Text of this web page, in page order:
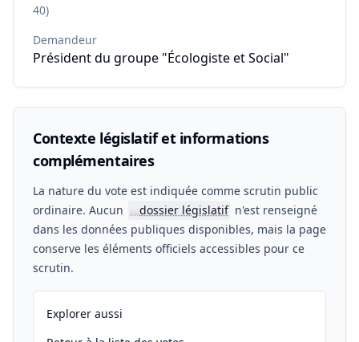
40)
Demandeur
Président du groupe "Écologiste et Social"
Contexte législatif et informations
complémentaires
La nature du vote est indiquée comme scrutin public
ordinaire. Aucun
📖dossier législatif n'est renseigné
dans les données publiques disponibles, mais la page
conserve les éléments officiels accessibles pour ce
scrutin.
Explorer aussi